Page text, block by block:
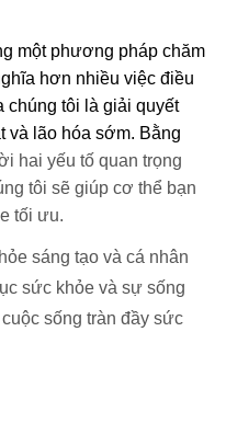
một phương pháp chăm
hơn nhiều việc điều
chúng tôi là giải quyết
và lão hóa sớm. Bằng
hai yếu tố quan trọng
tôi sẽ giúp cơ thể bạn
tối ưu.
sáng tạo và cá nhân
sức khỏe và sự sống
sống tràn đầy sức